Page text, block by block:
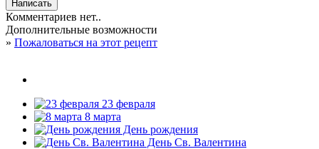
Комментариев нет..
Дополнительные возможности
» Пожаловаться на этот рецепт
23 февраля
8 марта
День рождения
День Св. Валентина